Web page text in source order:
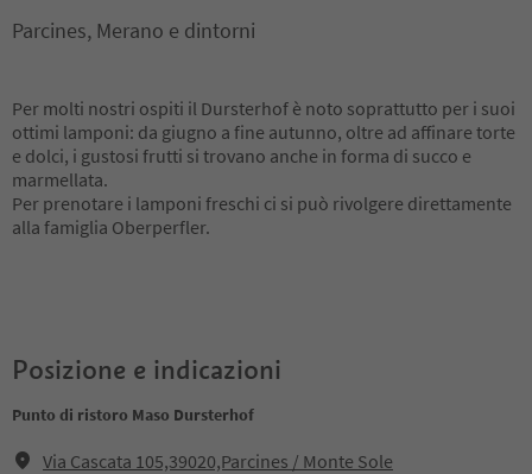
Parcines, Merano e dintorni
Per molti nostri ospiti il Dursterhof è noto soprattutto per i suoi
ottimi lamponi: da giugno a fine autunno, oltre ad affinare torte
e dolci, i gustosi frutti si trovano anche in forma di succo e
marmellata.
Per prenotare i lamponi freschi ci si può rivolgere direttamente
alla famiglia Oberperfler.
Posizione e indicazioni
Punto di ristoro Maso Dursterhof
Via Cascata 105,39020,Parcines / Monte Sole